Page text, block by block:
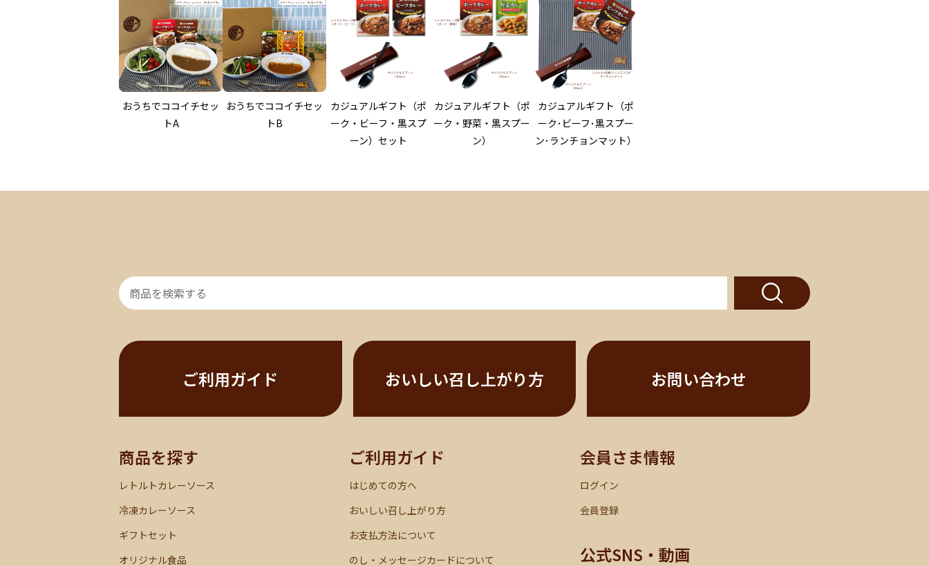
おうちでココイチセッ
トA
おうちでココイチセッ
トB
カジュアルギフト（ポ
ーク・ビーフ・黒スプ
ーン）セット
カジュアルギフト（ポ
ーク・野菜・黒スプー
ン）
カジュアルギフト（ポ
ーク･ビーフ･黒スプー
ン･ランチョンマット）
ご利用ガイド おいしい召し上がり方 お問い合わせ
商品を探す
レトルトカレーソース
冷凍カレーソース
ギフトセット
オリジナル食品
ご利用ガイド
はじめての方へ
おいしい召し上がり方
お支払方法について
のし・メッセージカードについて
会員さま情報
ログイン
会員登録
公式SNS・動画